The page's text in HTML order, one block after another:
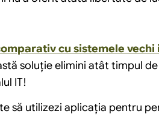
cu sistemele vechi
soluție elimini atât timpul
IT!
să utilizezi aplicația pentru